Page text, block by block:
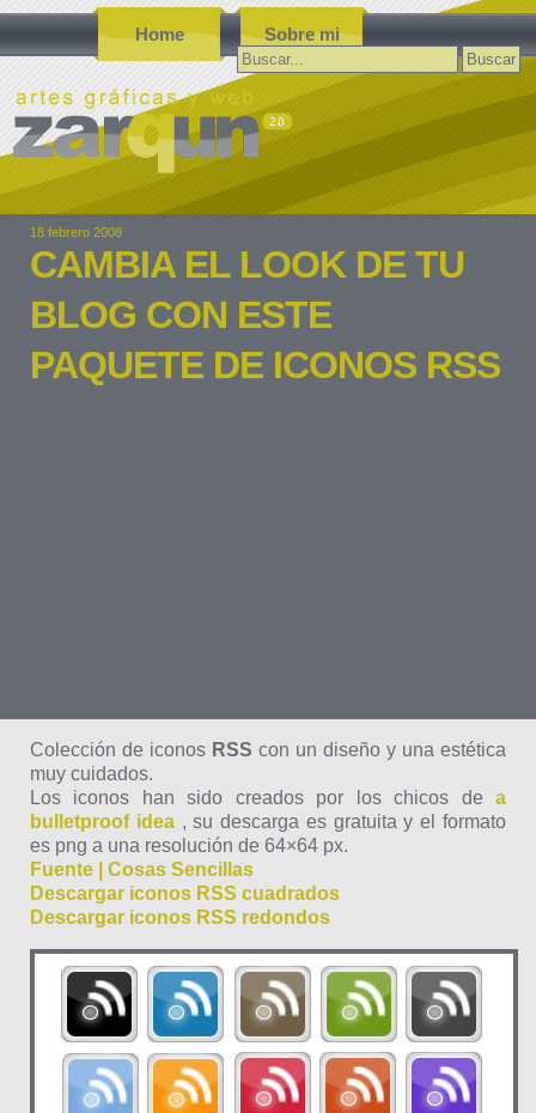
Home Sobre mi
Buscar:
18 febrero 2008
CAMBIA EL LOOK DE TU
BLOG CON ESTE
PAQUETE DE ICONOS RSS
Colección de iconos RSS con un diseño y una estética
muy cuidados.
Los iconos han sido creados por los chicos de a
bulletproof idea, su descarga es gratuita y el formato
es png a una resolución de 64×64 px.
Fuente | Cosas Sencillas
Descargar iconos RSS cuadrados
Descargar iconos RSS redondos